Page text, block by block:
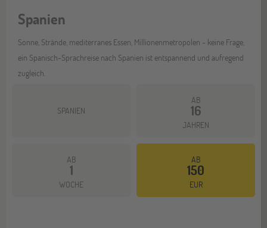
Spanien
Sonne, Strände, mediterranes Essen, Millionenmetropolen - keine Frage,
ein Spanisch-Sprachreise nach Spanien ist entspannend und aufregend
zugleich.
SPANIEN
AB
16
JAHREN
AB
1
WOCHE
AB
150
EUR